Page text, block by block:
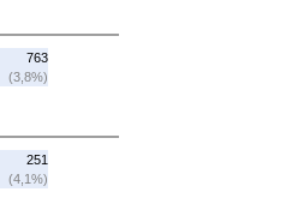
763
(3,8%)
251
(4,1%)